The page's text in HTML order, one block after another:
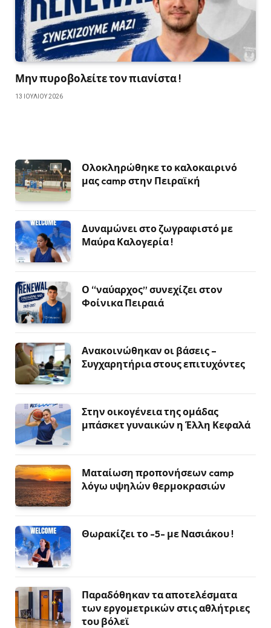
Μην πυροβολείτε τον πιανίστα !
13 ΙΟΥΛΊΟΥ 2026
Ολοκληρώθηκε το καλοκαιρινό
μας camp στην Πειραϊκή
Δυναμώνει στο ζωγραφιστό με
Μαύρα Καλογερία !
Ο “ναύαρχος” συνεχίζει στον
Φοίνικα Πειραιά
Ανακοινώθηκαν οι βάσεις –
Συγχαρητήρια στους επιτυχόντες
Στην οικογένεια της ομάδας
μπάσκετ γυναικών η Έλλη Κεφαλά
Ματαίωση προπονήσεων camp
λόγω υψηλών θερμοκρασιών
Θωρακίζει το -5- με Νασιάκου !
Παραδόθηκαν τα αποτελέσματα
των εργομετρικών στις αθλήτριες
του βόλεϊ